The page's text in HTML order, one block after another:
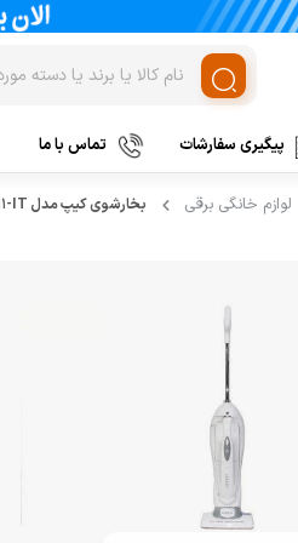
غذاساز و خردکن
پیگیری سفارشات تماس با ما
لوازم خانگی برقی بخارشوی کیپ مدل KSC-1111-IT